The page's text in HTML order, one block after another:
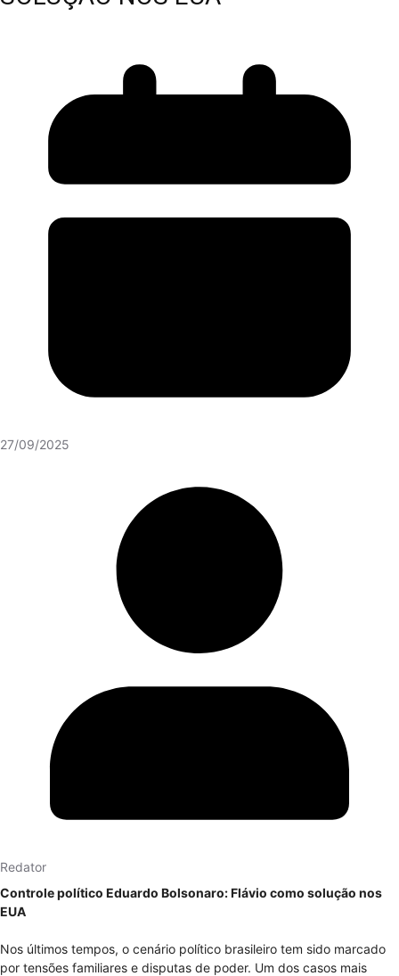
27/09/2025
Redator
Controle político Eduardo Bolsonaro: Flávio como solução nos
EUA
Nos últimos tempos, o cenário político brasileiro tem sido marcado
por tensões familiares e disputas de poder. Um dos casos mais